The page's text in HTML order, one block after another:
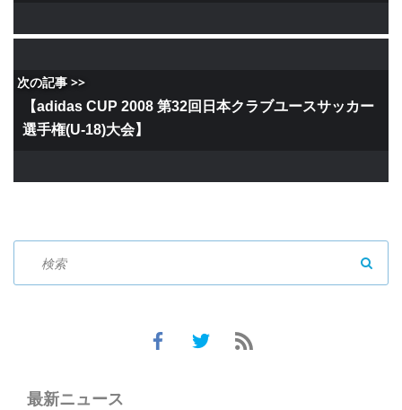
次の記事 >>
【adidas CUP 2008 第32回日本クラブユースサッカー
選手権(U-18)大会】
最新ニュース